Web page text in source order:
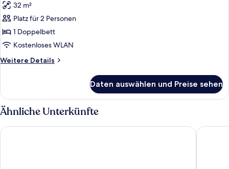
32 m²
Platz für 2 Personen
1 Doppelbett
Kostenloses WLAN
Weitere Details
Weitere
Daten auswählen und Preise sehen
Ähnliche Unterkünfte
Hotel Santa Lucia